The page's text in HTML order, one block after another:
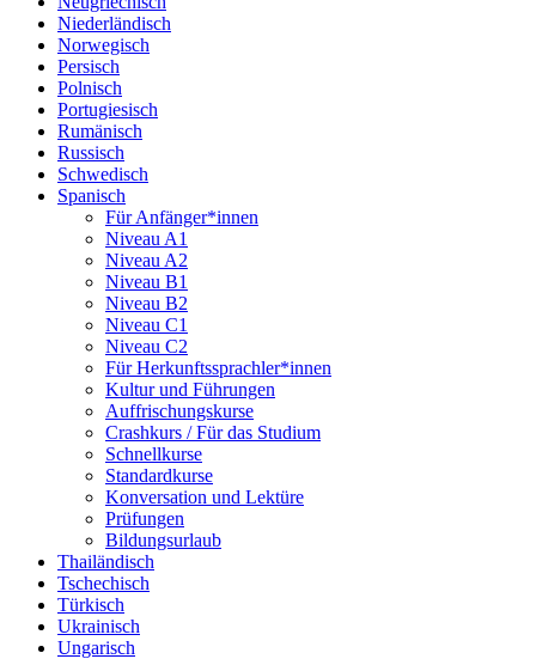
Niederländisch
Norwegisch
Persisch
Polnisch
Portugiesisch
Rumänisch
Russisch
Schwedisch
Spanisch
Für Anfänger*innen
Niveau A1
Niveau A2
Niveau B1
Niveau B2
Niveau C1
Niveau C2
Für Herkunftssprachler*innen
Kultur und Führungen
Auffrischungskurse
Crashkurs / Für das Studium
Schnellkurse
Standardkurse
Konversation und Lektüre
Prüfungen
Bildungsurlaub
Thailändisch
Tschechisch
Türkisch
Ukrainisch
Ungarisch